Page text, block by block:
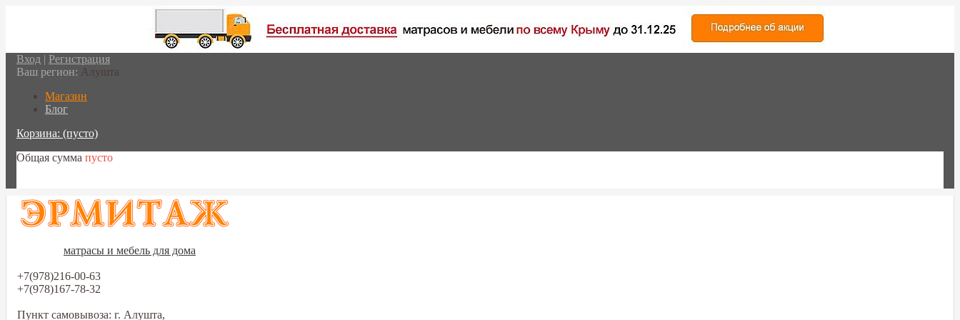
Вход | Регистрация
Ваш регион: Алушта
Магазин
Блог
Корзина: (пусто)
Общая сумма пусто
матрасы и мебель для дома
+7(978)216-00-63
+7(978)167-78-32
Пункт самовывоза: г. Алушта,